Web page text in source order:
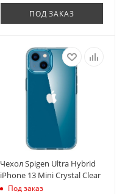
ПОД ЗАКАЗ
Чехол Spigen Ultra Hybrid
iPhone 13 Mini Crystal Clear
Под заказ